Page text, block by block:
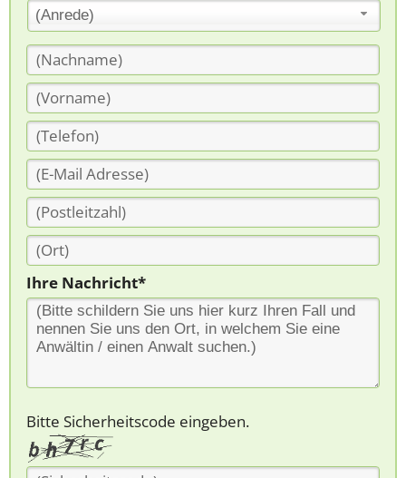
(Anrede)
Ihre Nachricht*
Bitte Sicherheitscode eingeben.